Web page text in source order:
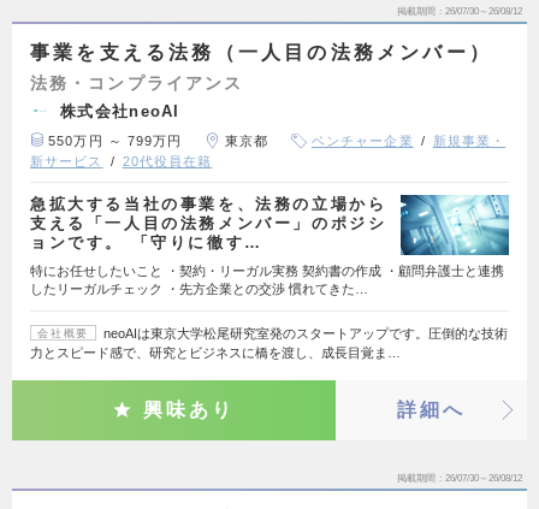
掲載期間 26/07/30～26/08/12
事業を支える法務（一人目の法務メンバー）
法務・コンプライアンス
株式会社neoAI
550万円 ～ 799万円 東京都 ベンチャー企業
新規事業・
新サービス
20代役員在籍
急拡大する当社の事業を、法務の立場から
支える「一人目の法務メンバー」のポジシ
ョンです。 「守りに徹す…
特にお任せしたいこと ・契約・リーガル実務 契約書の作成 ・顧問弁護士と連携
したリーガルチェック ・先方企業との交渉 慣れてきた…
会社概要
neoAIは東京大学松尾研究室発のスタートアップです。圧倒的な技術
力とスピード感で、研究とビジネスに橋を渡し、成長目覚ま…
興味あり 詳細へ
掲載期間 26/07/30～26/08/12